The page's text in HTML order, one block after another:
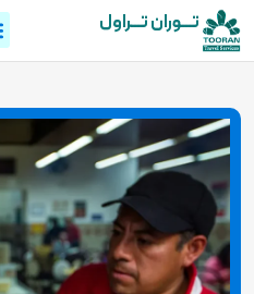
تـــوران تـــراول